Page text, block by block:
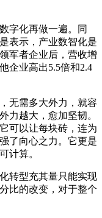
化再做一遍。同
表示，产业数智化是
军者企业后，营收增
企业高出5.5倍和2.4
需多大外力，就容
力越大，愈加坚韧。
可以让每块砖，连为
了向心之力。它更是
计算。
转型充其量只能实现
比的改变，对于整个